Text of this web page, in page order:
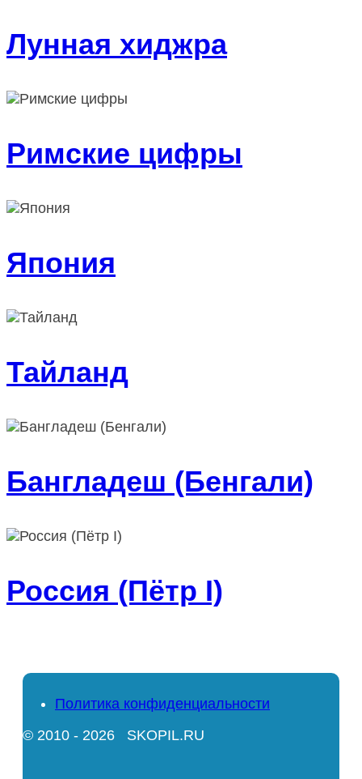
Лунная хиджра
Римские цифры
Япония
Тайланд
Бангладеш (Бенгали)
Россия (Пётр I)
Политика конфиденциальности
© 2010 - 2026 SKOPIL.RU